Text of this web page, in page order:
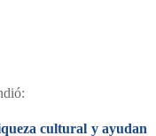
cultural y ayudan